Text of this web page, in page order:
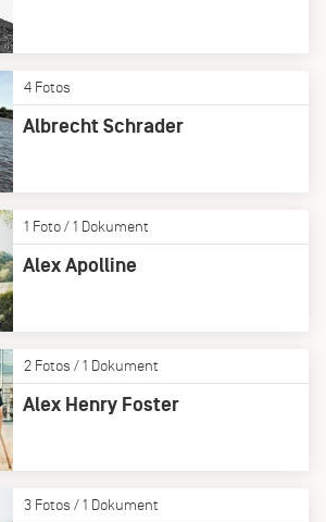
4 Fotos
Albrecht Schrader
1 Foto / 1 Dokument
Alex Apolline
2 Fotos / 1 Dokument
Alex Henry Foster
3 Fotos / 1 Dokument